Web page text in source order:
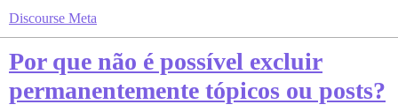
Discourse Meta
Por que não é possível excluir
permanentemente tópicos ou posts?